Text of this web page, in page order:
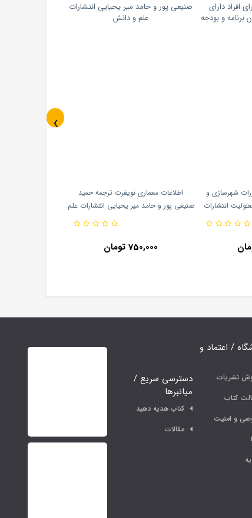
مقررات شهرسازی و
انتشارات
کشور
اطلاعات معماری نویفرت ترجمه حمید
صنیعی پور و حامد میر یحیایی انتشارات علم
750,000 تومان
‹
/ اعتماد و
نشریات
کتاب
و امنیت
دسترسی سریع /
میانبرها
کتاب هدیه دهید
مقالات